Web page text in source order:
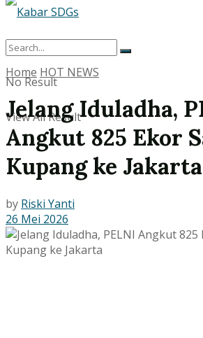
No Result
View All Result
Home HOT NEWS
Jelang Iduladha,
Angkut 825 Ekor
Kupang ke Jakarta
by Riski Yanti
26 Mei 2026